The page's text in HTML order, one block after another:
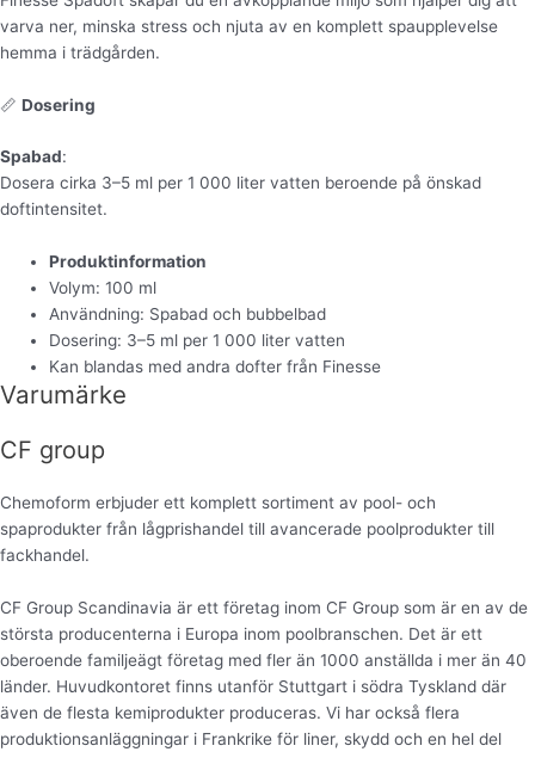
varva ner, minska stress och njuta av en komplett spaupplevelse
hemma i trädgården.
📏 Dosering
Spabad:
Dosera cirka 3–5 ml per 1 000 liter vatten beroende på önskad
doftintensitet.
Produktinformation
Volym: 100 ml
Användning: Spabad och bubbelbad
Dosering: 3–5 ml per 1 000 liter vatten
Kan blandas med andra dofter från Finesse
Varumärke
CF group
Chemoform erbjuder ett komplett sortiment av pool- och
spaprodukter från lågprishandel till avancerade poolprodukter till
fackhandel.
CF Group Scandinavia är ett företag inom CF Group som är en av de
största producenterna i Europa inom poolbranschen. Det är ett
oberoende familjeägt företag med fler än 1000 anställda i mer än 40
länder. Huvudkontoret finns utanför Stuttgart i södra Tyskland där
även de flesta kemiprodukter produceras. Vi har också flera
produktionsanläggningar i Frankrike för liner, skydd och en hel del